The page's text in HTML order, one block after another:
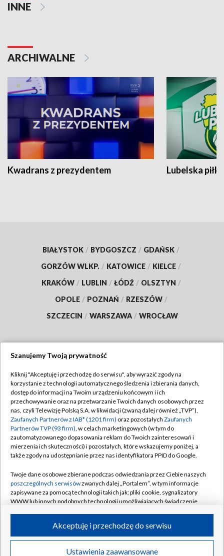
INNE
ARCHIWALNE
Kwadrans z prezydentem Lubelska piłka
BIAŁYSTOK / BYDGOSZCZ / GDAŃSK /
GORZÓW WLKP. / KATOWICE / KIELCE /
KRAKÓW / LUBLIN / ŁÓDŹ / OLSZTYN /
OPOLE / POZNAŃ / RZESZÓW /
SZCZECIN / WARSZAWA / WROCŁAW
TVP
Abonament TVP
Emisja w TVP
Centrum informacji TVP
Naziemna Telewizja Cyfrowa
Rada Programowa
System NOS
Informacje o nadawcy
Program dla prasy
Regulamin TVP
Polityka prywatności
Moje zgody
Pomoc
Kontakt
Kanały
©2026 Telewizja Polska S.A. w likwidacji
Szanujemy Twoją prywatność
Kliknij "Akceptuję i przechodzę do serwisu", aby wyrazić zgody na
korzystanie z technologii automatycznego śledzenia i zbierania danych,
dostęp do informacji na Twoim urządzeniu końcowym i ich
przechowywanie oraz na przetwarzanie Twoich danych osobowych przez
nas, czyli Telewizję Polską S.A. w likwidacji (zwaną dalej również „TVP”),
Zaufanych Partnerów z IAB* (1201 firm) oraz pozostałych Zaufanych
Partnerów TVP (93 firm), w celach marketingowych (w tym do
zautomatyzowanego dopasowania reklam do Twoich zainteresowań i
mierzenia ich skuteczności) i pozostałych, które wskazujemy poniżej, a
także zgody na udostępnianie przez nas identyfikatora PPID do Google.
Twoje dane osobowe zbierane podczas odwiedzania przez Ciebie naszych
poszczególnych serwisówzwanych dalej „Portalem”, w tym informacje
zapisywane za pomocą technologii takich jak: pliki cookie, sygnalizatory
WWW lub innych podobnych technologii umożliwiających świadczenie
ruchu w Internecie.
Twoje dane osobowe zbierane podczas odwiedzania przez Ciebie
Ustawienia zaawansowane
Akceptuję i przechodzę do serwisu